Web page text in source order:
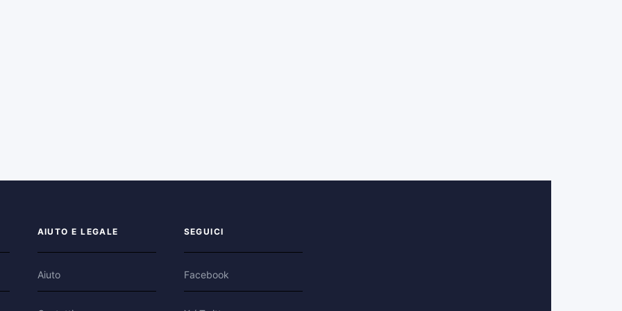
AIUTO E LEGALE
Aiuto
SEGUICI
Facebook